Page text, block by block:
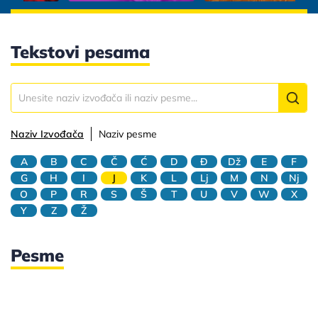
Tekstovi pesama
Naziv Izvođača Naziv pesme
A B C Č Ć D Đ Dž E
F
G
H I J K L Lj M N
Nj
O
P R S Š T U V W
X
Y
Z Ž
Pesme